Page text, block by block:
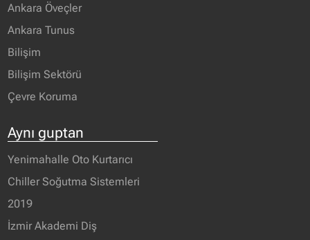
Ankara Öveçler
Ankara Tunus
Bilişim
Bilişim Sektörü
Çevre Koruma
Aynı guptan
Yenimahalle Oto Kurtarıcı
Chiller Soğutma Sistemleri
2019
İzmir Akademi Diş